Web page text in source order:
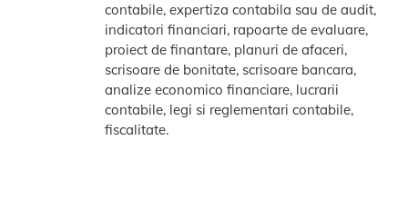
contabile, expertiza contabila sau de audit,
indicatori financiari, rapoarte de evaluare,
proiect de finantare, planuri de afaceri,
scrisoare de bonitate, scrisoare bancara,
analize economico financiare, lucrarii
contabile, legi si reglementari contabile,
fiscalitate.